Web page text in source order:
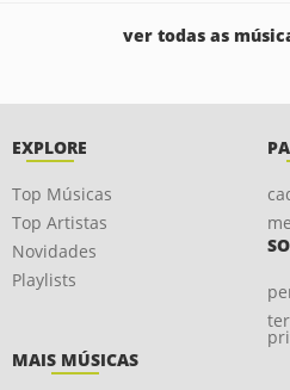
ver todas as
EXPLORE
Top Músicas
Top Artistas
Novidades
Playlists
MAIS MÚSICAS